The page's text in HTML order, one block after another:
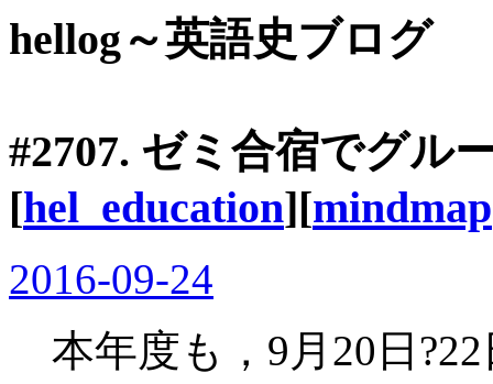
hellog～英語史ブログ
#2707. ゼミ合宿でグル
[hel_education][mindmap
2016-09-24
本年度も，9月20日